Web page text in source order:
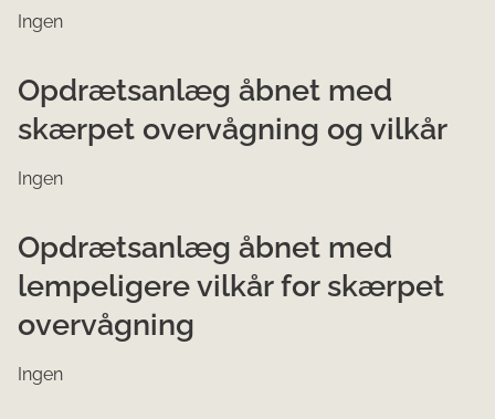
Ingen
Opdrætsanlæg åbnet med
skærpet overvågning og vilkår
Ingen
Opdrætsanlæg åbnet med
lempeligere vilkår for skærpet
overvågning
Ingen